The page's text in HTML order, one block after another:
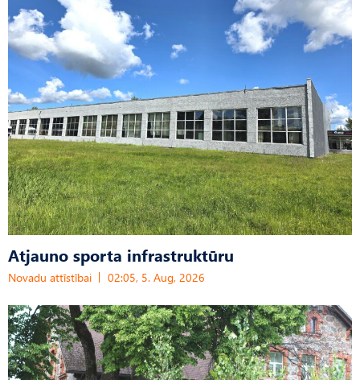
Atjauno sporta infrastruktūru
Novadu attīstībai 02:05, 5. Aug, 2026